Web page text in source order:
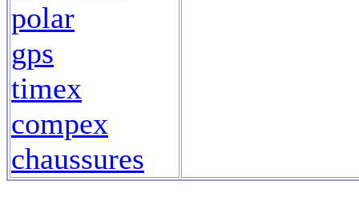
polar
gps
timex
compex
chaussures